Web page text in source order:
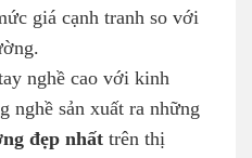
giá cạnh tranh so với
nghề cao với kinh
nghề sản xuất ra những
đẹp nhất trên thị